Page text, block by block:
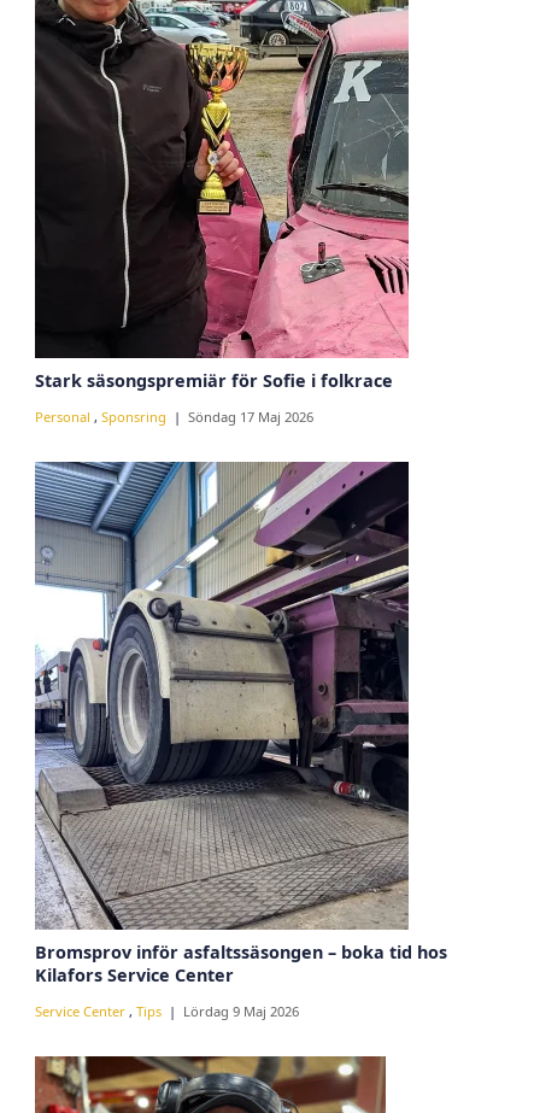
Stark säsongspremiär för Sofie i folkrace
Personal , Sponsring Söndag 17 Maj 2026
Bromsprov inför asfaltssäsongen – boka tid hos
Kilafors Service Center
Service Center , Tips Lördag 9 Maj 2026